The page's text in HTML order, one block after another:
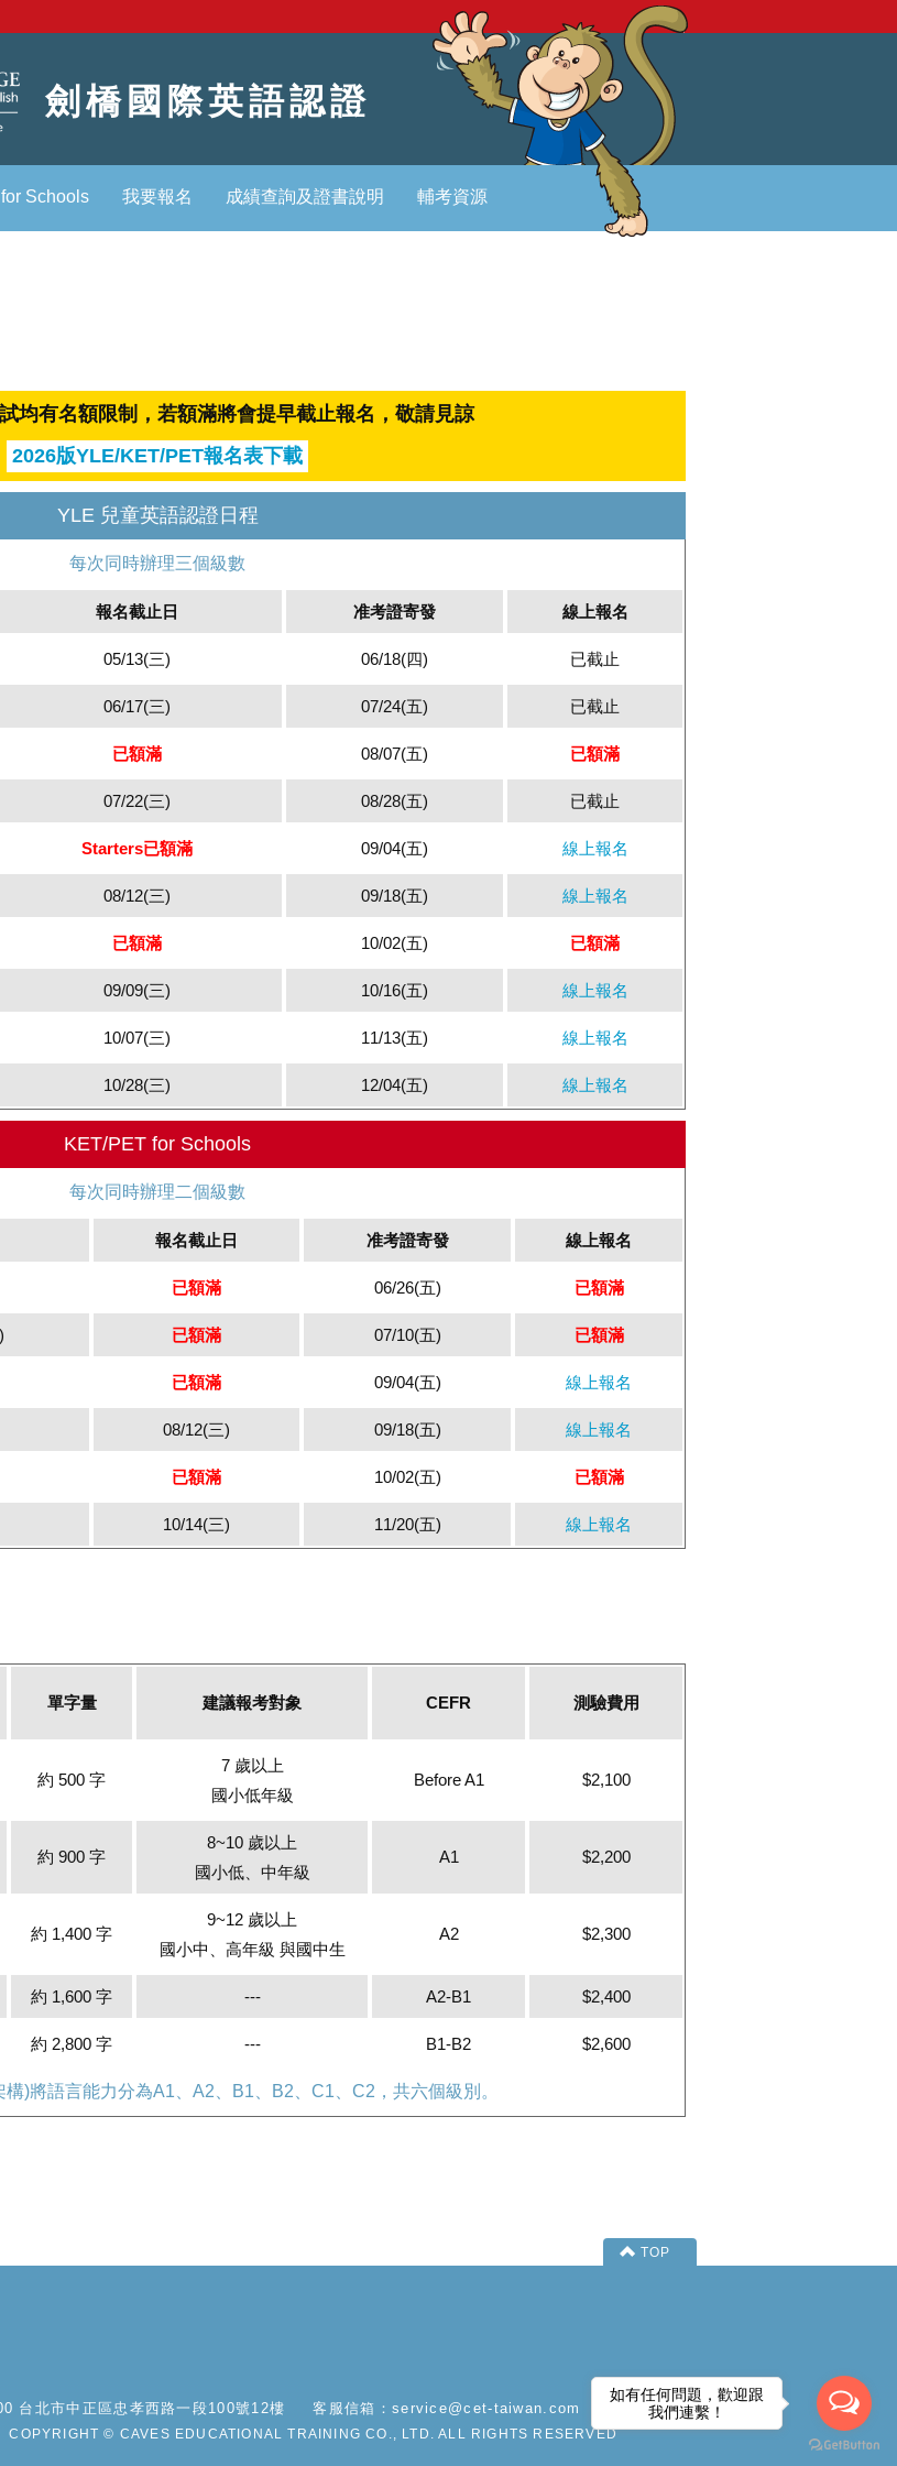
劍橋國際英語認證
Schools 我要報名 成績查詢及證書說明 輔考資源
均有名額限制，若額滿將會提早截止報名，敬請見諒
2026版YLE/KET/PET報名表下載
YLE 兒童英語認證日程
每次同時辦理三個級數
報名截止日 准考證寄發 線上報名
05/13(三) 06/18(四) 已截止
06/17(三) 07/24(五) 已截止
已額滿 08/07(五) 已額滿
07/22(三) 08/28(五) 已截止
Starters已額滿 09/04(五) 線上報名
08/12(三) 09/18(五) 線上報名
已額滿 10/02(五) 已額滿
09/09(三) 10/16(五) 線上報名
10/07(三) 11/13(五) 線上報名
10/28(三) 12/04(五) 線上報名
KET/PET for Schools
每次同時辦理二個級數
報名截止日 准考證寄發 線上報名
已額滿 06/26(五) 已額滿
已額滿 07/10(五) 已額滿
已額滿 09/04(五) 線上報名
08/12(三) 09/18(五) 線上報名
已額滿 10/02(五) 已額滿
10/14(三) 11/20(五) 線上報名
單字量 建議報考對象 CEFR 測驗費用
約 500 字
7 歲以上
國小低年級
Before A1 $2,100
約 900 字
8~10 歲以上
國小低、中年級
A1 $2,200
約 1,400 字
9~12 歲以上
國小中、高年級 與國中生
A2 $2,300
約 1,600 字 --- A2-B1 $2,400
約 2,800 字 --- B1-B2 $2,600
)將語言能力分為A1、A2、B1、B2、C1、C2，共六個級別。
TOP
台北市中正區忠孝西路一段100號12樓 客服信箱： service@cet-taiwan.com
COPYRIGHT © CAVES EDUCATIONAL TRAINING CO., LTD. ALL RIGHTS RESERVED
如有任何問題，歡迎跟
我們連繫！